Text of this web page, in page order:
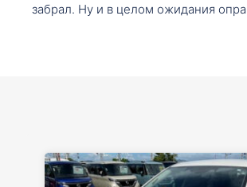
забрал. Ну и в целом ожидания